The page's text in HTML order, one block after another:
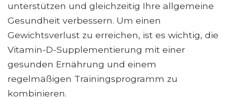
unterstützen und gleichzeitig Ihre allgemeine
Gesundheit verbessern. Um einen
Gewichtsverlust zu erreichen, ist es wichtig, die
Vitamin-D-Supplementierung mit einer
gesunden Ernährung und einem
regelmäßigen Trainingsprogramm zu
kombinieren.